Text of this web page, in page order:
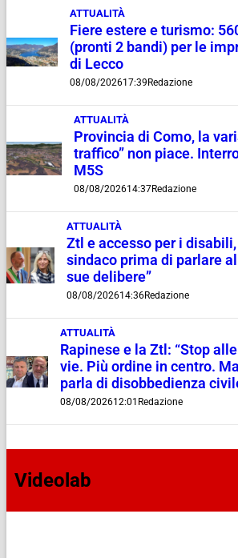
ATTUALITÀ
Fiere estere e turismo:
(pronti 2 bandi) per le
di Lecco
08/08/202617:39 Redazione
ATTUALITÀ
Provincia di Como, la
traffico” non piace.
M5S
08/08/202614:37Redazione
ATTUALITÀ
Ztl e accesso per i disabili,
sindaco prima di parlare
sue delibere”
08/08/202614:36Redazione
ATTUALITÀ
Rapinese e la Ztl: “Stop
vie. Più ordine in centro.
parla di disobbedienza
08/08/202612:01 Redazione
Videolab